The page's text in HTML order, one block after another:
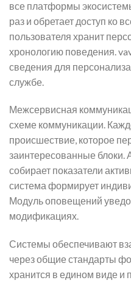
все платформы
раз и обретает доступ ко
пользователя хранит
хронологию поведения.
сведения для
службе.
Межсервисная
схеме коммуникации.
происшествие, которое
заинтересованные блоки.
собирает показатели
система формирует
Модуль оповещений
модификациях.
Системы обеспечивают
через общие стандарты
хранится в едином виде и